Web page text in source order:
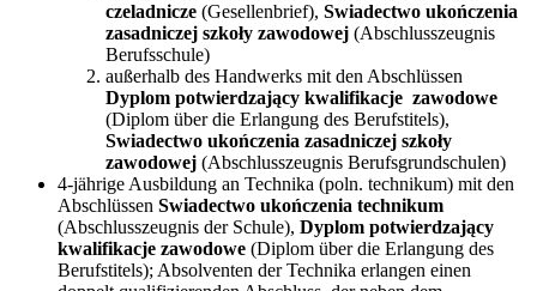
czeladnicze (Gesellenbrief), Swiadectwo ukończenia
zasadniczej szkoły zawodowej (Abschlusszeugnis
Berufsschule)
außerhalb des Handwerks mit den Abschlüssen
Dyplom potwierdzający kwalifikacje zawodowe
(Diplom über die Erlangung des Berufstitels),
Swiadectwo ukończenia zasadniczej szkoły
zawodowej (Abschlusszeugnis Berufsgrundschulen)
4-jährige Ausbildung an Technika (poln. technikum) mit den
Abschlüssen Swiadectwo ukończenia technikum
(Abschlusszeugnis der Schule), Dyplom potwierdzający
kwalifikacje zawodowe (Diplom über die Erlangung des
Berufstitels); Absolventen der Technika erlangen einen